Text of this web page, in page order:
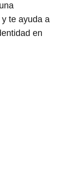
te ayuda a
en